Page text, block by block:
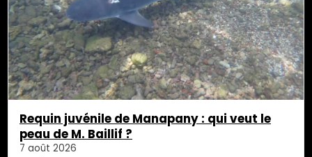
Requin juvénile de Manapany : qui veut le
peau de M. Baillif ?
7 août 2026